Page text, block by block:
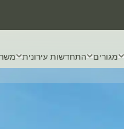
מגורים התחדשות עירונית